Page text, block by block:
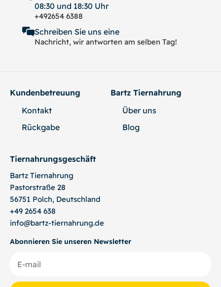
08:30 und 18:30 Uhr
+492654 6388
Schreiben Sie uns eine
Nachricht, wir antworten am selben Tag!
Kundenbetreuung
Kontakt
Rückgabe
Bartz Tiernahrung
Über uns
Blog
Tiernahrungsgeschäft
Bartz Tiernahrung
Pastorstraße 28
56751 Polch, Deutschland
+49 2654 638
info@bartz-tiernahrung.de
Abonnieren Sie unseren Newsletter